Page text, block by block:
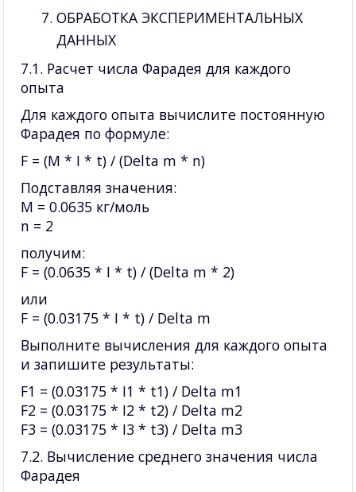
ОБРАБОТКА ЭКСПЕРИМЕНТАЛЬНЫХ
ДАННЫХ
7.1. Расчет числа Фарадея для каждого
опыта
Для каждого опыта вычислите постоянную
Фарадея по формуле:
F = (M * I * t) / (Delta m * n)
Подставляя значения:
M = 0.0635 кг/моль
n = 2
получим:
F = (0.0635 * I * t) / (Delta m * 2)
или
F = (0.03175 * I * t) / Delta m
Выполните вычисления для каждого опыта
и запишите результаты:
F1 = (0.03175 * I1 * t1) / Delta m1
F2 = (0.03175 * I2 * t2) / Delta m2
F3 = (0.03175 * I3 * t3) / Delta m3
7.2. Вычисление среднего значения числа
Фарадея